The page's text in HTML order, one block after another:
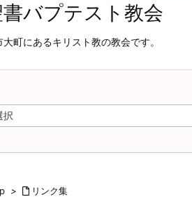
書バプテスト教会
町にあるキリスト教の教会です。
> リンク集